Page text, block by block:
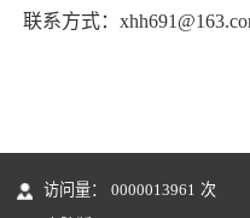
联系方式：
访问量： 0000013961 次